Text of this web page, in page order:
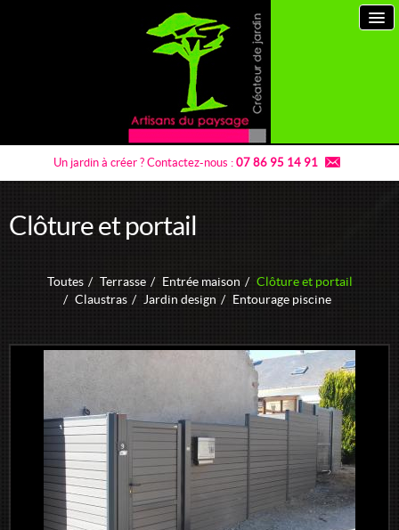
Un jardin à créer ? Contactez-nous : 07 86 95 14 91
Prestations paysagiste
Entretien de jardins
Réalisations de jardins
Clôture et portail
Toutes / Terrasse / Entrée maison / Clôture et portail
/ Claustras / Jardin design / Entourage piscine